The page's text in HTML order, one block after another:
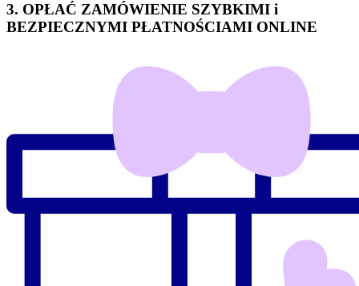
3. OPŁAĆ ZAMÓWIENIE SZYBKIMI i
BEZPIECZNYMI PŁATNOŚCIAMI ONLINE